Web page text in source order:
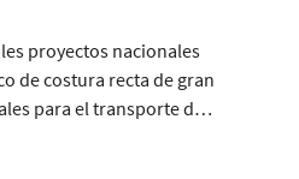
proyectos nacionales
de costura recta de gran
para el transporte de
tuberías de acero